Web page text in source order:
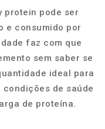
protein pode ser
e consumido por
faz com que
sem saber se
ideal para
condições de saúde
de proteína.